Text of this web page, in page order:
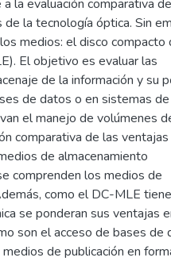
la evaluación comparativa
la tecnología óptica. Sin
medios: el disco compacto
El objetivo es evaluar las
de la información y su
de datos o en sistemas de
el manejo de volúmenes
comparativa de las
de almacenamiento
comprenden los medios de
como el DC-MLE
se ponderan sus ventajas
son el acceso de bases de
de publicación en